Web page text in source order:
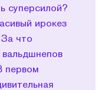
суперсилой?
ирокез
что
первом